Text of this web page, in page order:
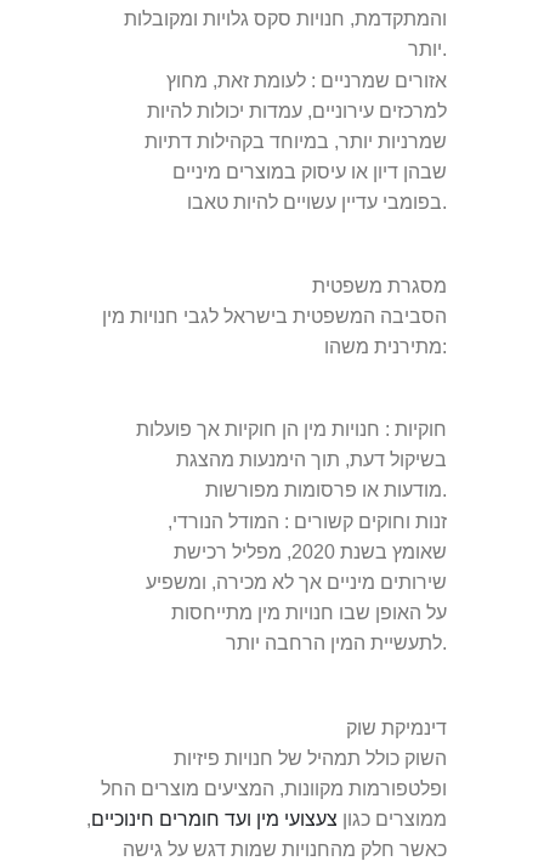
והמתקדמת, חנויות סקס גלויות ומקובלות
יותר.
אזורים שמרניים : לעומת זאת, מחוץ
למרכזים עירוניים, עמדות יכולות להיות
שמרניות יותר, במיוחד בקהילות דתיות
שבהן דיון או עיסוק במוצרים מיניים
בפומבי עדיין עשויים להיות טאבו.
מסגרת משפטית
הסביבה המשפטית בישראל לגבי חנויות מין
מתירנית משהו:
חוקיות : חנויות מין הן חוקיות אך פועלות
בשיקול דעת, תוך הימנעות מהצגת
מודעות או פרסומות מפורשות.
זנות וחוקים קשורים : המודל הנורדי,
שאומץ בשנת 2020, מפליל רכישת
שירותים מיניים אך לא מכירה, ומשפיע
על האופן שבו חנויות מין מתייחסות
לתעשיית המין הרחבה יותר.
דינמיקת שוק
השוק כולל תמהיל של חנויות פיזיות
ופלטפורמות מקוונות, המציעים מוצרים החל
ממוצרים כגון צעצועי מין ועד חומרים חינוכיים,
כאשר חלק מהחנויות שמות דגש על גישה